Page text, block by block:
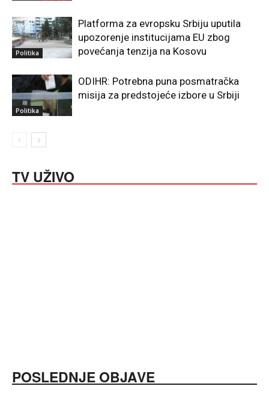
Politika
Platforma za evropsku Srbiju uputila
upozorenje institucijama EU zbog
povećanja tenzija na Kosovu
Politika
ODIHR: Potrebna puna posmatračka
misija za predstojeće izbore u Srbiji
TV UŽIVO
POSLEDNJE OBJAVE